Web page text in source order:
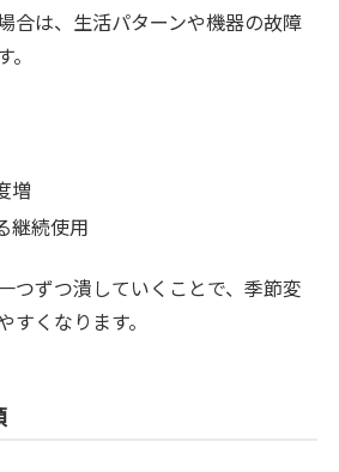
合は、生活パターンや機器の故障
増
継続使用
つずつ潰していくことで、季節変
くなります。